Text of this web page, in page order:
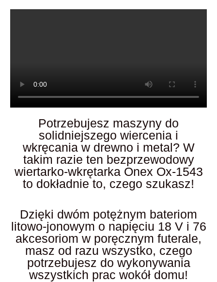
Potrzebujesz maszyny do
solidniejszego wiercenia i
wkręcania w drewno i metal? W
takim razie ten bezprzewodowy
wiertarko-wkrętarka Onex Ox-1543
to dokładnie to, czego szukasz!
Dzięki dwóm potężnym bateriom
litowo-jonowym o napięciu 18 V i 76
akcesoriom w poręcznym futerale,
masz od razu wszystko, czego
potrzebujesz do wykonywania
wszystkich prac wokół domu!